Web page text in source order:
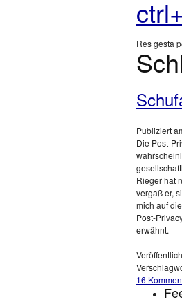
Res gesta
Publiziert
Die Post-
Rieger hat
vergaß er,
mich auf
Post-
erwähnt.
16